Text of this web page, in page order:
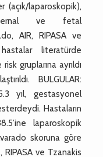
(açık/laparoskopik),
ve fetal
AIR, RIPASA ve
literatürde
gruplarına ayrıldı
BULGULAR:
yıl, gestasyonel
Hastaların
laparoskopik
skoruna göre
RIPASA ve Tzanakis